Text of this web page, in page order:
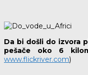
Da bi došli do izvora
pešače oko 6
www.flickriver.com)